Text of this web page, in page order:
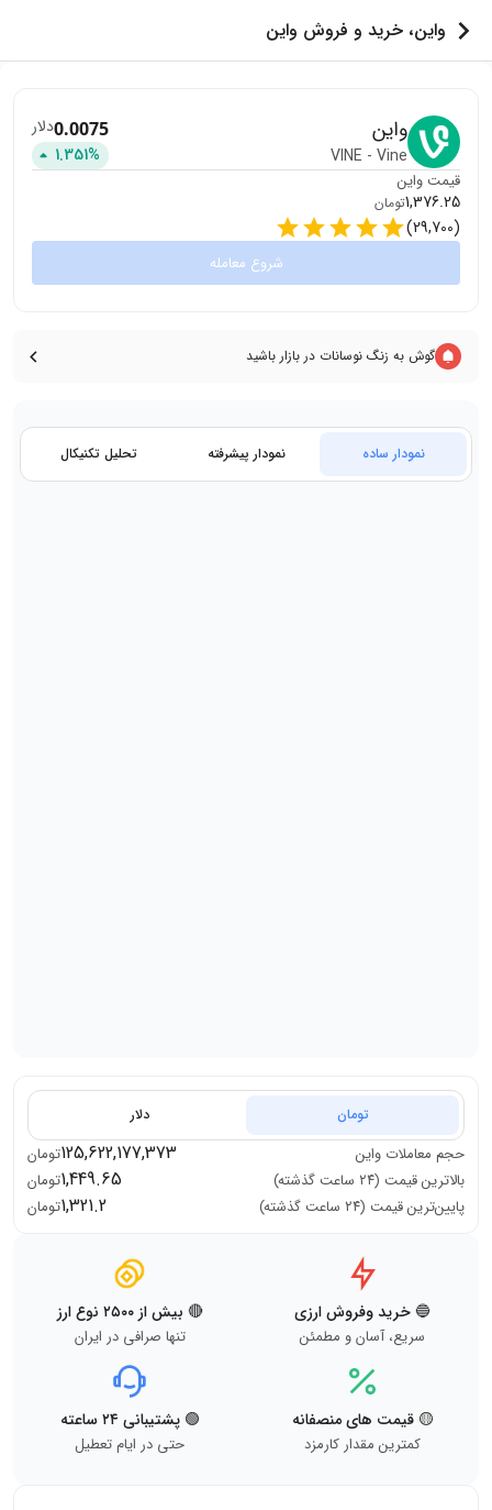
واین، خرید و فروش واین
واین
VINE - Vine
0.0075دلار
1.351%
قیمت واین
1,376.25تومان
(
29,700
)
شروع معامله
گوش به زنگ نوسانات در بازار باشید
نمودار ساده نمودار پیشرفته تحلیل تکنیکال
تومان دلار
حجم معاملات واین 125,622,177,373تومان
بالاترین قیمت (۲۴ ساعت گذشته)
1,449.65تومان
پایین‌ترین قیمت (۲۴ ساعت گذشته)
1,321.2تومان
🔵 خرید وفروش ارزی
سریع، آسان و مطمئن
🔴 بیش از ۲۵۰۰ نوع ارز
تنها صرافی در ایران
🟡 قیمت های منصفانه
کمترین مقدار کارمزد
🟢 پشتیبانی ۲۴ ساعته
حتی در ایام تعطیل